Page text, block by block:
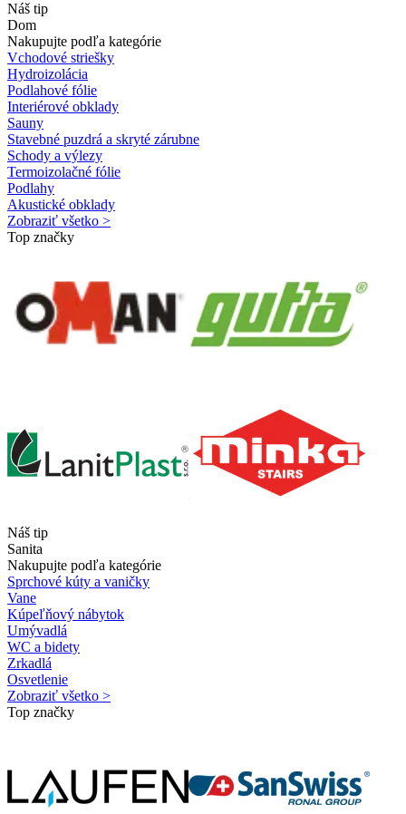
Náš tip
Dom
Nakupujte podľa kategórie
Vchodové striešky
Hydroizolácia
Podlahové fólie
Interiérové obklady
Sauny
Stavebné puzdrá a skryté zárubne
Schody a výlezy
Termoizolačné fólie
Podlahy
Akustické obklady
Zobraziť všetko >
Top značky
Náš tip
Sanita
Nakupujte podľa kategórie
Sprchové kúty a vaničky
Vane
Kúpeľňový nábytok
Umývadlá
WC a bidety
Zrkadlá
Osvetlenie
Zobraziť všetko >
Top značky